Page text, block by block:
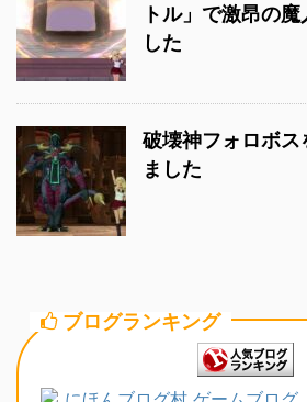
トル」で激昂の
した
破壊神フォロボス
ました
ブログランキング